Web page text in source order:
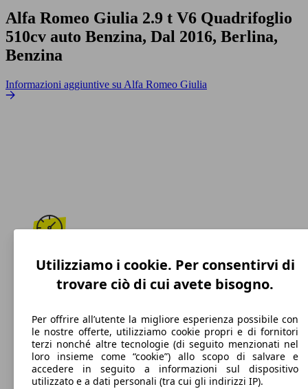
Alfa Romeo Giulia 2.9 t V6 Quadrifoglio
510cv auto Benzina, Dal 2016, Berlina,
Benzina
Informazioni aggiuntive su Alfa Romeo Giulia
307 km/h
Velocità massima
Benzina
Carburante
Utilizziamo i cookie. Per consentirvi di
trovare ciò di cui avete bisogno.
Per offrire all’utente la migliore esperienza possibile con
le nostre offerte, utilizziamo cookie propri e di fornitori
terzi nonché altre tecnologie (di seguito menzionati nel
loro insieme come “cookie”) allo scopo di salvare e
accedere in seguito a informazioni sul dispositivo
utilizzato e a dati personali (tra cui gli indirizzi IP).